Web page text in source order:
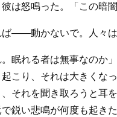
は怒鳴った。「この暗闇
ば――動かないで。人々
眠れる者は無事なのか
こり、それは大きくな
それを聞き取ろうと耳
鋭い悲鳴が何度も起きた